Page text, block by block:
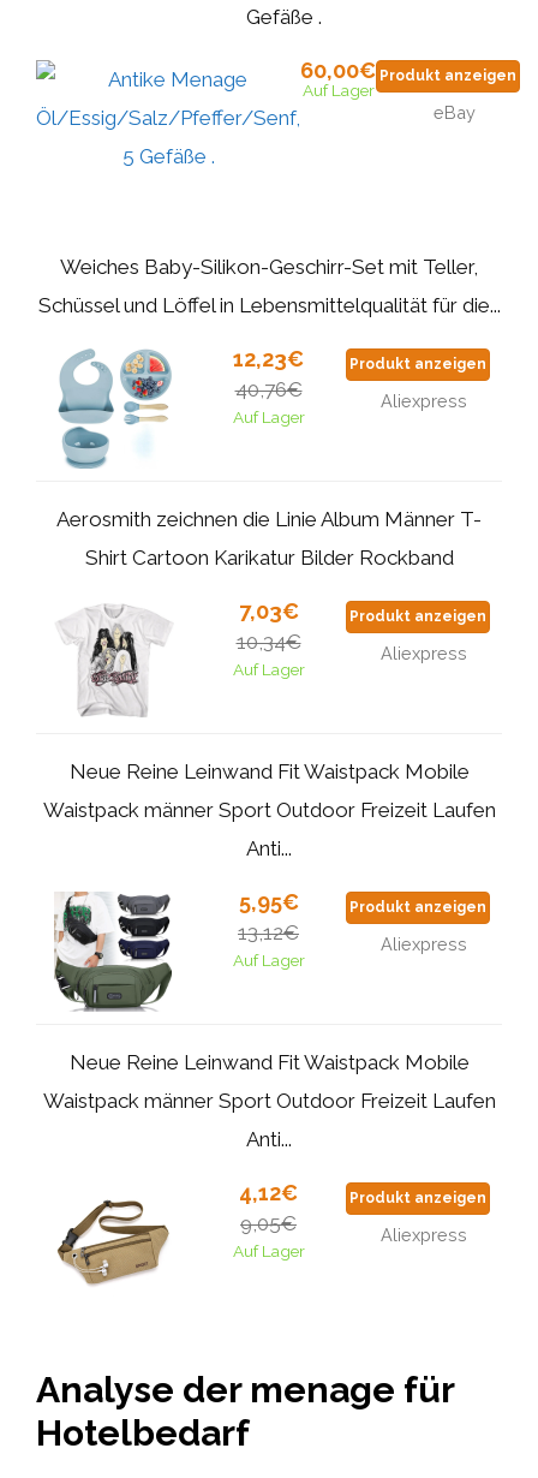
Gefäße .
60,00€
Auf Lager
Produkt anzeigen
eBay
Weiches Baby-Silikon-Geschirr-Set mit Teller,
Schüssel und Löffel in Lebensmittelqualität für die...
12,23€
40,76€
Auf Lager
Produkt anzeigen
Aliexpress
Aerosmith zeichnen die Linie Album Männer T-
Shirt Cartoon Karikatur Bilder Rockband
7,03€
10,34€
Auf Lager
Produkt anzeigen
Aliexpress
Neue Reine Leinwand Fit Waistpack Mobile
Waistpack männer Sport Outdoor Freizeit Laufen
Anti...
5,95€
13,12€
Auf Lager
Produkt anzeigen
Aliexpress
Neue Reine Leinwand Fit Waistpack Mobile
Waistpack männer Sport Outdoor Freizeit Laufen
Anti...
4,12€
9,05€
Auf Lager
Produkt anzeigen
Aliexpress
Analyse der menage für
Hotelbedarf